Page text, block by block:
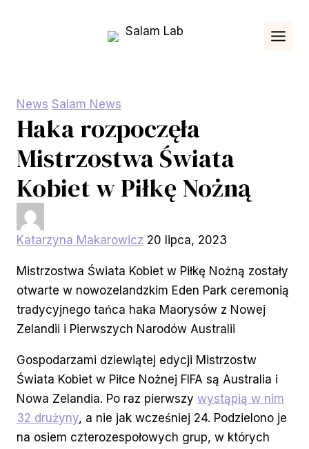
News Salam News
Haka rozpoczęła
Mistrzostwa Świata
Kobiet w Piłkę Nożną
Katarzyna Makarowicz 20 lipca, 2023
Mistrzostwa Świata Kobiet w Piłkę Nożną zostały
otwarte w nowozelandzkim Eden Park ceremonią
tradycyjnego tańca haka Maorysów z Nowej
Zelandii i Pierwszych Narodów Australii
Gospodarzami dziewiątej edycji Mistrzostw
Świata Kobiet w Piłce Nożnej FIFA są Australia i
Nowa Zelandia. Po raz pierwszy wystąpią w nim
32 drużyny, a nie jak wcześniej 24. Podzielono je
na osiem czterozespołowych grup, w których